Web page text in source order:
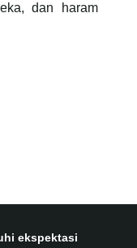
dan haram
ekspektasi